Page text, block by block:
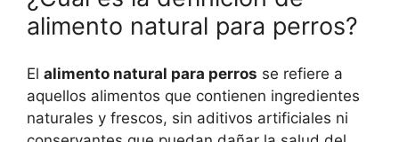
alimento natural para perros?
El alimento natural para perros se refiere a
aquellos alimentos que contienen ingredientes
naturales y frescos, sin aditivos artificiales ni